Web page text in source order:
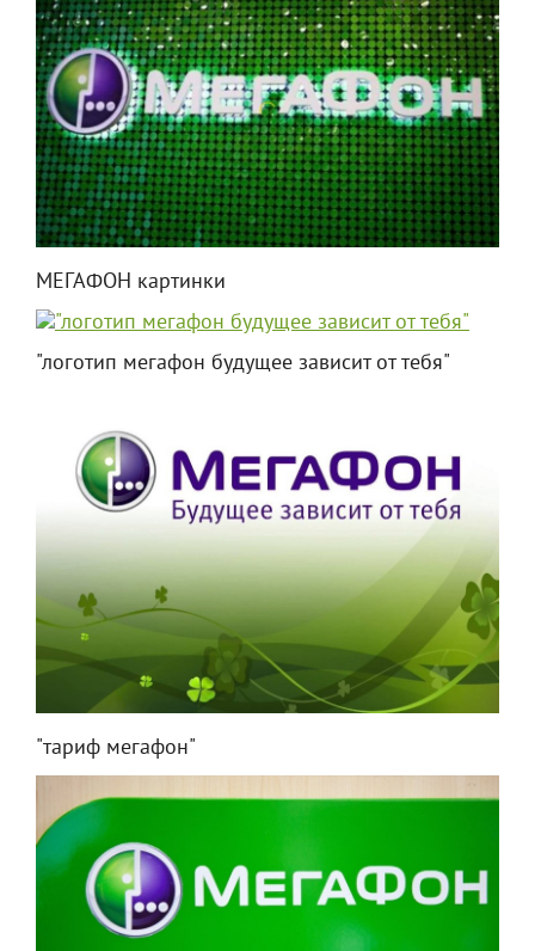
МЕГАФОН картинки
"логотип мегафон будущее зависит от тебя"
"тариф мегафон"